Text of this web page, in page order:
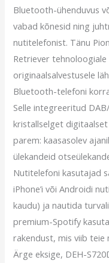
Bluetooth-ühenduvus
vabad kõnesid ning
nutitelefonist. Tänu
Retriever
originaalsalvestusele
Bluetooth-telefoni
Selle integreeritud
kristallselget
parem: kaasasolev
ülekandeid
Nutitelefoni kasutajad
iPhone’i või Androidi
kaudu) ja nautida
premium-Spotify
rakendust, mis viib teie
Ärge eksige, DEH-